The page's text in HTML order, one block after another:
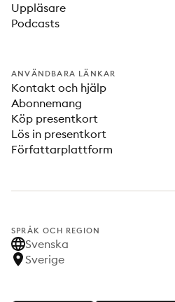
Uppläsare
Podcasts
ANVÄNDBARA LÄNKAR
Kontakt och hjälp
Abonnemang
Köp presentkort
Lös in presentkort
Författarplattform
SPRÅK OCH REGION
Svenska
Sverige